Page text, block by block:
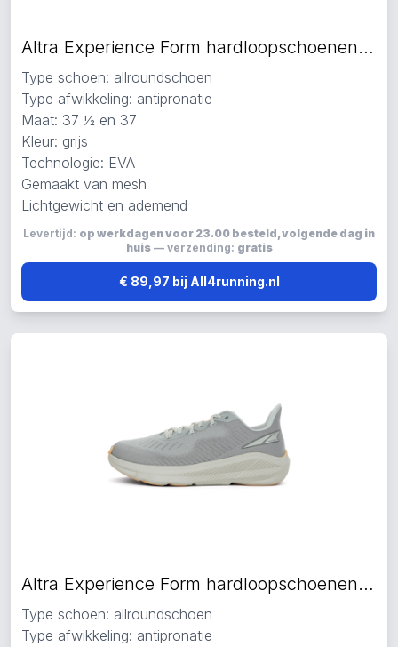
Altra Experience Form hardloopschoenen grijs
Type schoen: allroundschoen
Type afwikkeling: antipronatie
Maat: 37 ½ en 37
Kleur: grijs
Technologie: EVA
Gemaakt van mesh
Lichtgewicht en ademend
Levertijd: op werkdagen voor 23.00 besteld, volgende dag in
huis— verzending: gratis
€ 89,97 bij All4running.nl
Altra Experience Form hardloopschoenen grijs
Type schoen: allroundschoen
Type afwikkeling: antipronatie